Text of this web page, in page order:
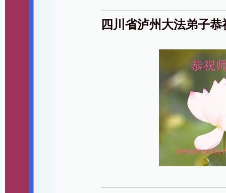
四川省泸州大法弟子